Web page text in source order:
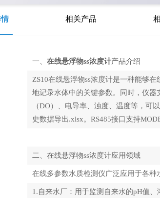
相关产品
一、 在线悬浮物ss浓度计产品介绍
ZS10在线悬浮物ss浓度计是一种能够
地记录水体中的关键参数。同时，仪
（DO）、电导率、浊度、温度等，可
史数据导出.xlsx。RS485接口支持
二、在线悬浮物ss浓度计应用领域
在线多参数水质检测仪广泛应用于各种
1.自来水厂：用于监测自来水的pH值、